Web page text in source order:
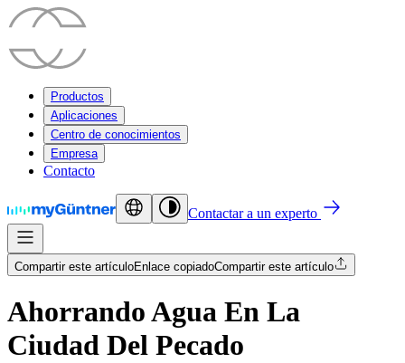
Productos
Aplicaciones
Centro de conocimientos
Empresa
Contacto
Contactar a un experto
Compartir este artículoEnlace copiadoCompartir este artículo
Ahorrando Agua En La
Ciudad Del Pecado